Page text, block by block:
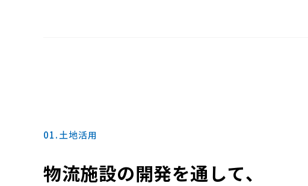
01 .土地活用
物流施設の開発を通して、